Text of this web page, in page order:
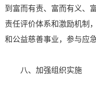
到富而有责、富而有义、
责任评价体系和激励机制
和公益慈善事业，参与应
八、加强组织实施